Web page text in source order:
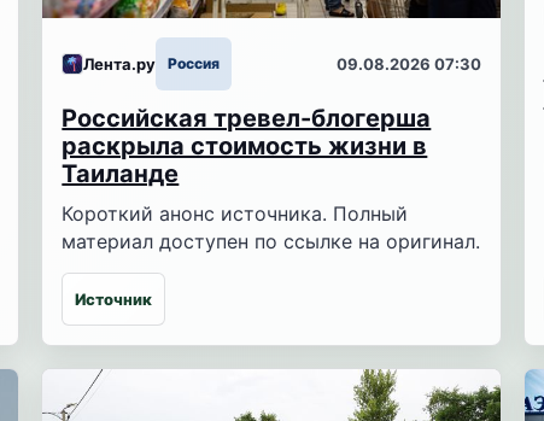
Лента.ру Россия 09.08.2026 07:30
Российская тревел-блогерша
раскрыла стоимость жизни в
Таиланде
Короткий анонс источника. Полный
материал доступен по ссылке на оригинал.
Источник